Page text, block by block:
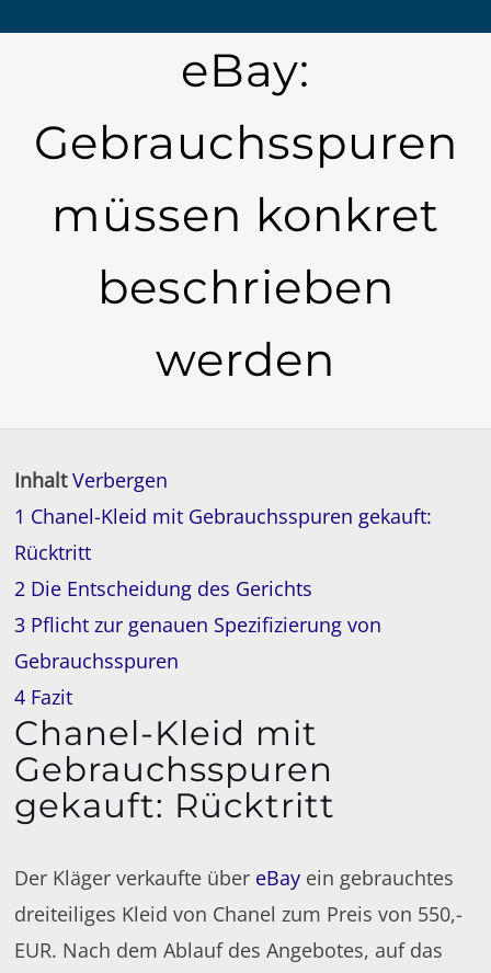
eBay:
Gebrauchsspuren
müssen konkret
beschrieben
werden
Inhalt Verbergen
1 Chanel-Kleid mit Gebrauchsspuren gekauft:
Rücktritt
2 Die Entscheidung des Gerichts
3 Pflicht zur genauen Spezifizierung von
Gebrauchsspuren
4 Fazit
Chanel-Kleid mit
Gebrauchsspuren
gekauft: Rücktritt
Der Kläger verkaufte über eBay ein gebrauchtes
dreiteiliges Kleid von Chanel zum Preis von 550,-
EUR. Nach dem Ablauf des Angebotes, auf das